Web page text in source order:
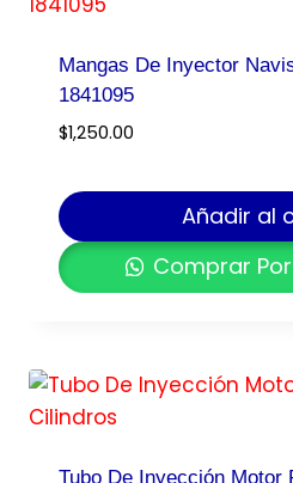
Mangas De Inyector
1841095
$1,250.00
Añadir al
Comprar
Tubo De Inyección Motor